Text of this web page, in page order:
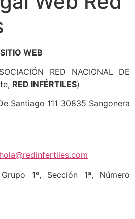
WEB
RED NACIONAL DE
RED INFÉRTILES)
Santiago 111 30835 Sangonera
hola@redinfertiles.com
1º, Sección 1ª, Número